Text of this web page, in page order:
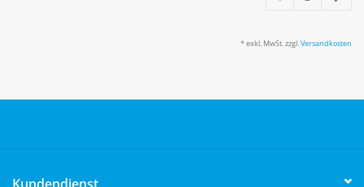
* exkl. MwSt. zzgl.Versandkosten